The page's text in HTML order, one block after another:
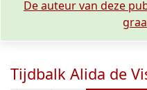
De auteur van deze
Tijdbalk Alida de